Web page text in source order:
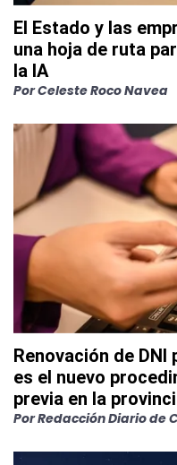
El Estado y las
una hoja de ruta
la IA
PorCeleste Roco Navea
Renovación de
es el nuevo
previa en la
PorRedacción Diario de